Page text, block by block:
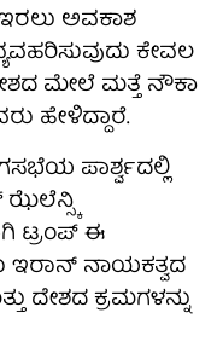
ಅವಕಾಶ
ಕೇವಲ
ಮೇಲೆ ಮತ್ತೆ ನೌಕಾ
ಹೇಳಿದ್ದಾರೆ.
ಪಾರ್ಶ್ವದಲ್ಲಿ
ಟ್ರಂಪ್ ಈ
ಇರಾನ್ ನಾಯಕತ್ವದ
ದೇಶದ ಕ್ರಮಗಳನ್ನು